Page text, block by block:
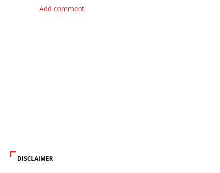
Add comment
DISCLAIMER